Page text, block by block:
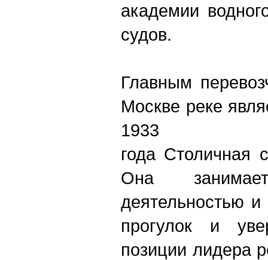
академии
судов.
Главным
Москве реке
1933
года Столичная
Она
деятельностью и
прогулок и
позиции лидера